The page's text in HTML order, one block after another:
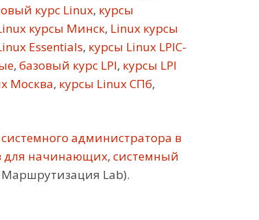
курс Linux, курсы
курсы Минск, Linux курсы
Essentials, курсы Linux LPIC-
, базовый курс LPI, курсы LPI
Москва, курсы Linux СПб,
администратора в
для начинающих, системный
Маршрутизация Lab).